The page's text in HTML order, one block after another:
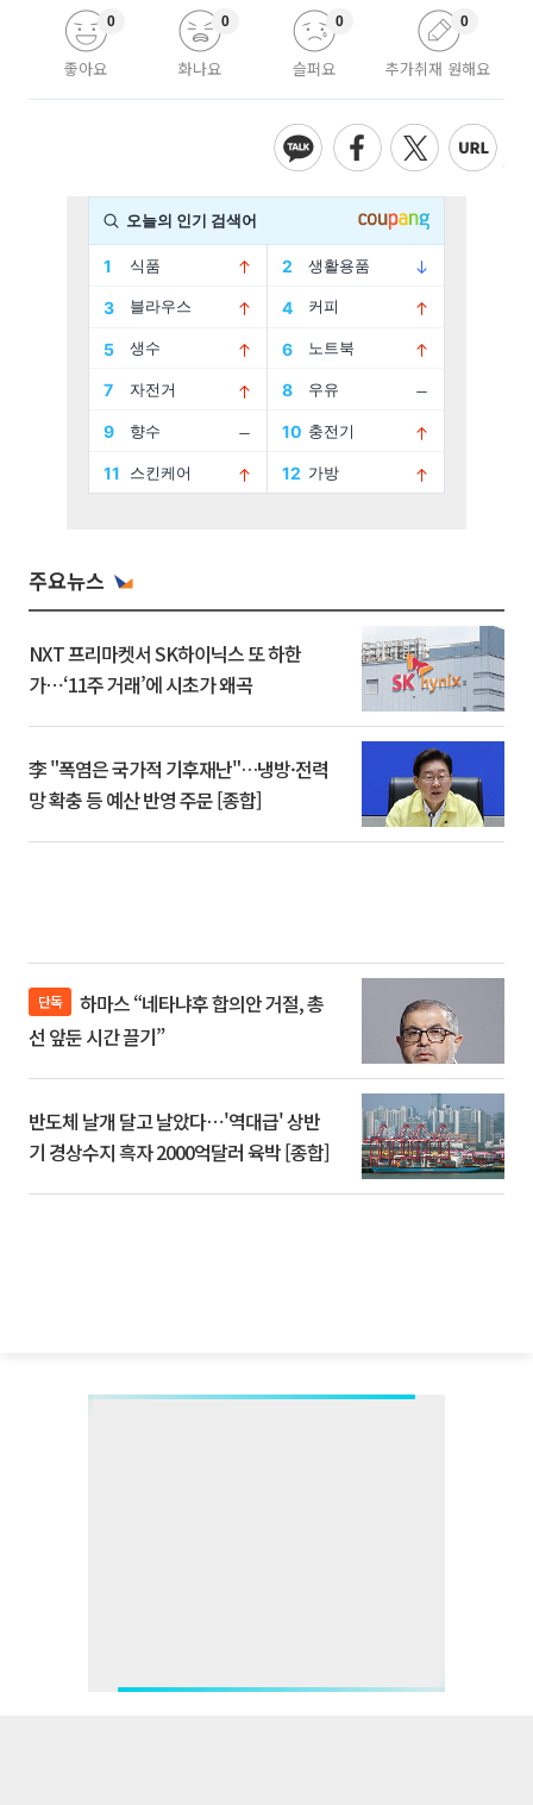
좋아요
0
화나요
0
슬퍼요
0
추가취재 원해요
0
주요뉴스
NXT 프리마켓서 SK하이닉스 또 하한
가⋯‘11주 거래’에 시초가 왜곡
李 "폭염은 국가적 기후재난"…냉방·전력
망 확충 등 예산 반영 주문 [종합]
단독
선 앞둔 시간 끌기”
반도체 날개 달고 날았다⋯'역대급' 상반
기 경상수지 흑자 2000억달러 육박 [종합]